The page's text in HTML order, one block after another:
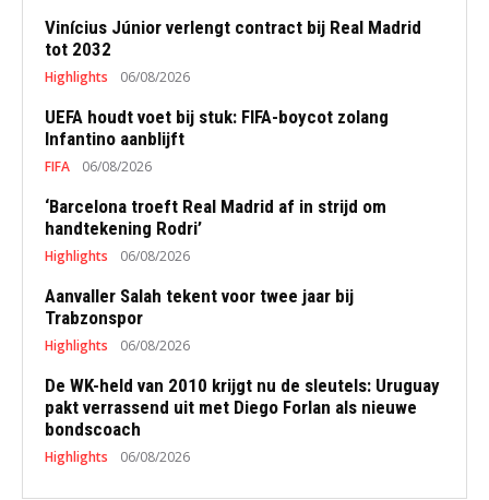
Vinícius Júnior verlengt contract bij Real Madrid
tot 2032
Highlights 06/08/2026
UEFA houdt voet bij stuk: FIFA-boycot zolang
Infantino aanblijft
FIFA 06/08/2026
‘Barcelona troeft Real Madrid af in strijd om
handtekening Rodri’
Highlights 06/08/2026
Aanvaller Salah tekent voor twee jaar bij
Trabzonspor
Highlights 06/08/2026
De WK-held van 2010 krijgt nu de sleutels: Uruguay
pakt verrassend uit met Diego Forlan als nieuwe
bondscoach
Highlights 06/08/2026